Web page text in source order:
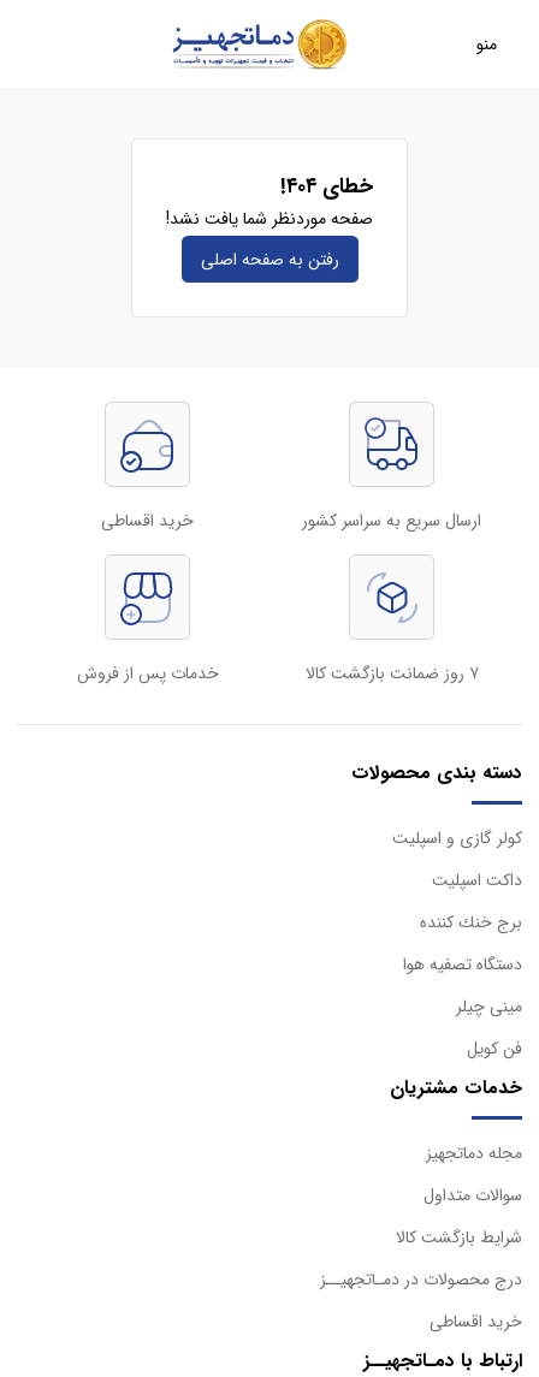
منو
خطای ۴۰۴!
صفحه موردنظر شما یافت نشد!
رفتن به صفحه‌ اصلی
ارسال سریع به سراسر کشور خرید اقساطی
۷ روز ضمانت بازگشت کالا خدمات پس از فروش
دسته بندی محصولات
كولر گازی و اسپليت
داكت اسپليت
برج خنك كننده
دستگاه تصفيه هوا
مینی چیلر
فن کویل
خدمات مشتریان
مجله دماتجهیز
سوالات متداول
شرایط بازگشت کالا
درج محصولات در دمـاتجهیــز
خرید اقساطی
ارتباط با دمـاتجهیــز